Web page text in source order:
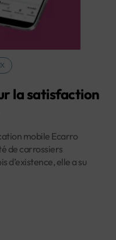
la satisfaction
mobile Ecarro
de carrossiers
d’existence, elle a su